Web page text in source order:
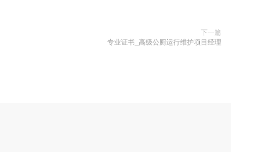
下一篇
专业证书_高级公厕运行维护项目经理